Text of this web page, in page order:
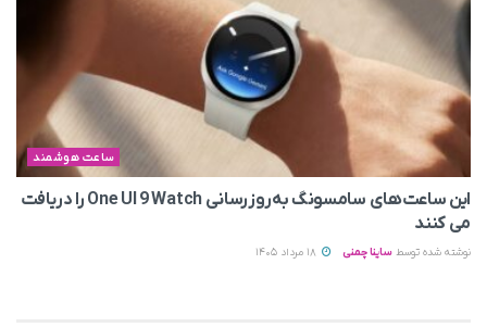
ساعت هوشمند
این ساعت‌های سامسونگ به‌روزرسانی One UI 9 Watch را دریافت
می کنند
نوشته شده توسط ساینا چمنی